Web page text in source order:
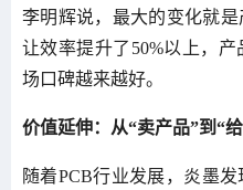
李明辉说，最大的变化就
让效率提升了50%以上，
场口碑越来越好。
价值延伸：从“卖产品”到“
随着PCB行业发展，炎墨